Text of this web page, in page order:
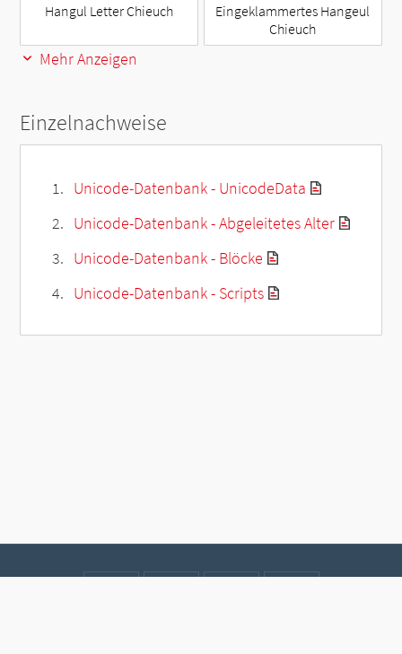
Hangul Letter Chieuch
Eingeklammertes Hangeul
Chieuch
Mehr Anzeigen
Einzelnachweise
Unicode-Datenbank - UnicodeData
Unicode-Datenbank - Abgeleitetes Alter
Unicode-Datenbank - Blöcke
Unicode-Datenbank - Scripts